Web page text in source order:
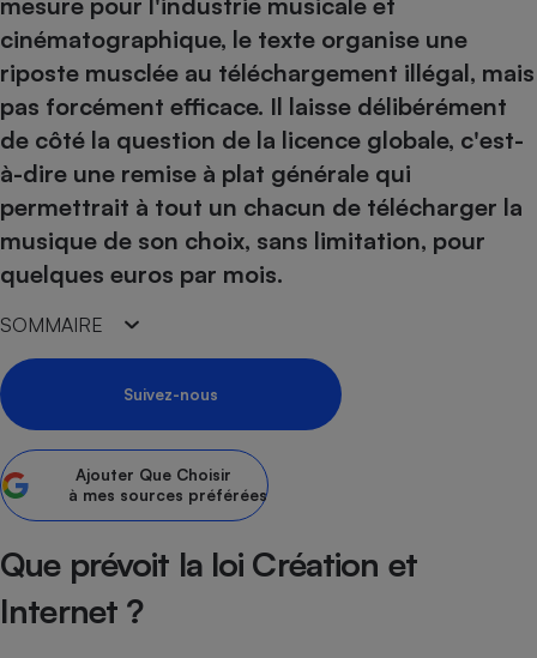
cinématographique, le texte organise une
riposte musclée au téléchargement illégal, mais
pas forcément efficace. Il laisse délibérément
de côté la question de la licence globale, c'est-
à-dire une remise à plat générale qui
permettrait à tout un chacun de télécharger la
musique de son choix, sans limitation, pour
quelques euros par mois.
SOMMAIRE
Suivez-nous
Ajouter Que Choisir
à mes sources préférées
Que prévoit la loi Création et
Internet ?
Sécurité - Hygiène
Assurance
Banque - Crédit
Epargne - Fiscalité
Circulation routière
Contrôle technique -
Pièce détachée
Moto
Supermarché - Drive
Comparatif
Comparatif plaque à
Comparatif hotte
Comparatif climatiseur
Comparatif cafetière
Comparatif robot cuiseur
Petit électroménager -
Électricité - Gaz
Comparatif casque audio
Comparatif barre de son
Comparatif imprimante
Comparatif ordinateur
Image et son
Crédit immobilier
Comparatif tondeuse
Comparatif poêle à
Comparatif radiateur
Chauffage
Produit d'entretien
Hygiène - Beauté
Maison de retraite
Choisir son fioul
Choisir son pellet
Comparateur assurance emprunteur
Energie Moins Chère Ensemble
Tous les comparateurs
Toutes les cartes interactives
Speedtest - Testez le débit de votre
connexion Internet